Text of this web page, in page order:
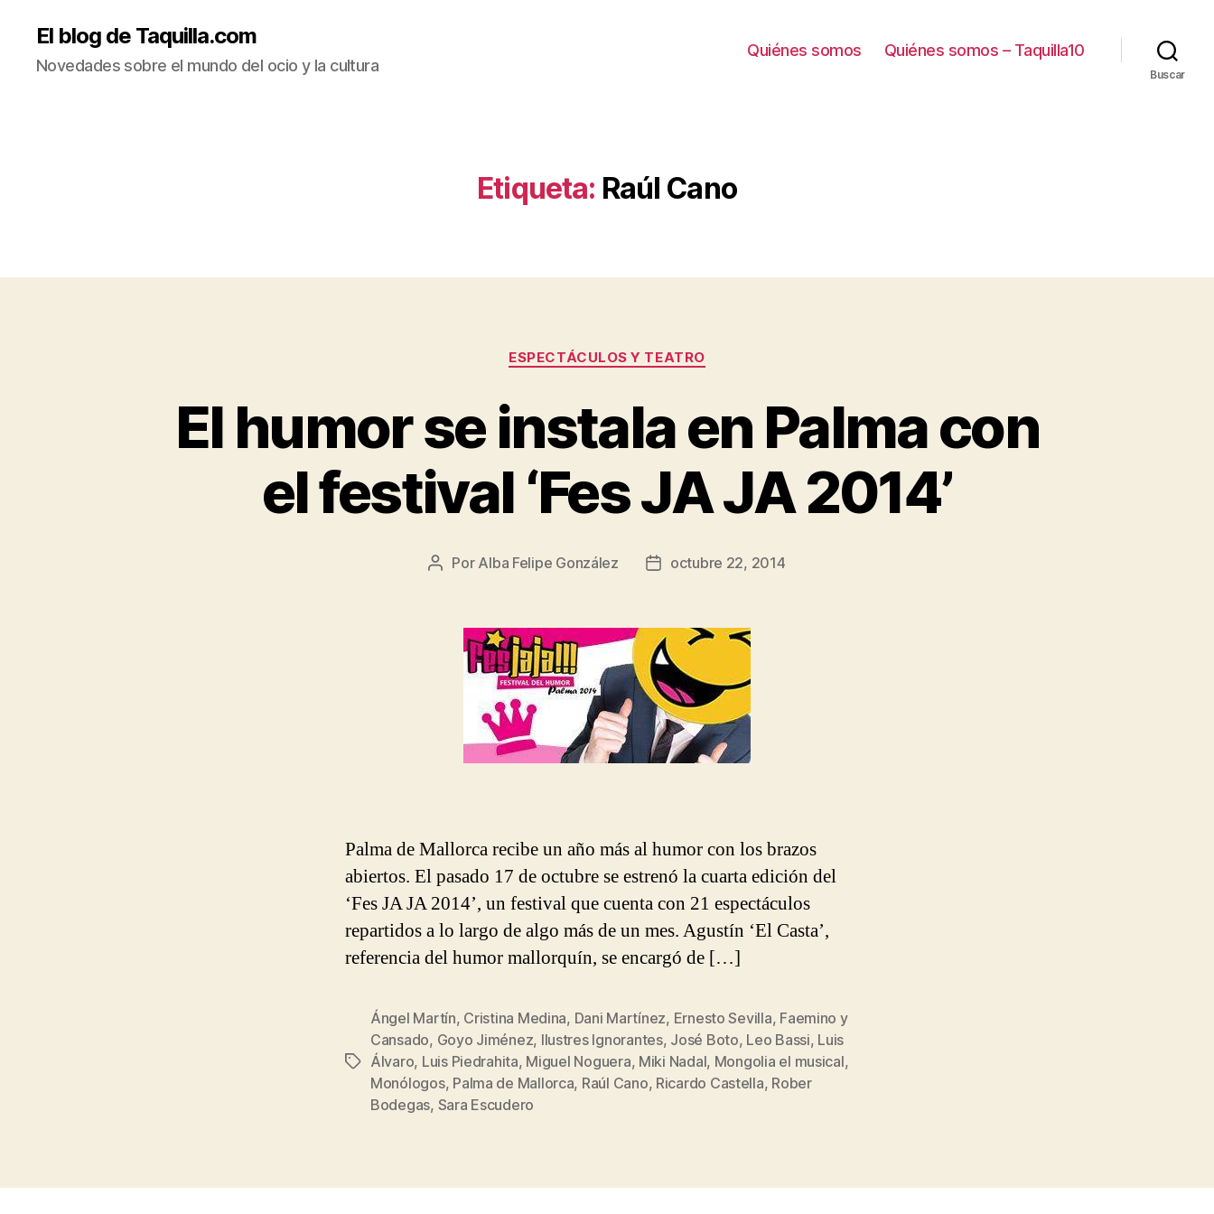
El blog de Taquilla.com
Novedades sobre el mundo del ocio y la cultura
Quiénes somos Quiénes somos – Taquilla10
Buscar
Etiqueta: Raúl Cano
Categorías
ESPECTÁCULOS Y TEATRO
El humor se instala en Palma con
el festival ‘Fes JA JA 2014’
Autor
entrada
Por Alba Felipe González
Fecha
entrada
octubre 22, 2014
Palma de Mallorca recibe un año más al humor con los brazos
abiertos. El pasado 17 de octubre se estrenó la cuarta edición del
‘Fes JA JA 2014’, un festival que cuenta con 21 espectáculos
repartidos a lo largo de algo más de un mes. Agustín ‘El Casta’,
referencia del humor mallorquín, se encargó de […]
Etiquetas
Ángel Martín, Cristina Medina, Dani Martínez, Ernesto Sevilla, Faemino y
Cansado, Goyo Jiménez, Ilustres Ignorantes, José Boto, Leo Bassi, Luis
Álvaro, Luis Piedrahita, Miguel Noguera, Miki Nadal, Mongolia el musical,
Monólogos, Palma de Mallorca, Raúl Cano, Ricardo Castella, Rober
Bodegas, Sara Escudero